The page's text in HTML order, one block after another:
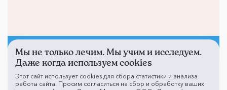
Не смогли записаться к
врачу?
Мы не только лечим. Мы учим и исследуем.
Даже когда используем cookies
Этот сайт использует cookies для сбора статистики и анализа
работы сайта. Просим согласиться на сбор и обработку ваших